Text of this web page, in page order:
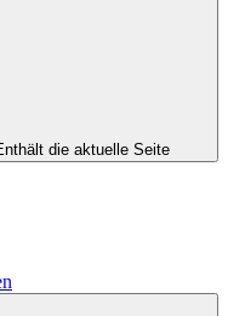
die aktuelle Seite